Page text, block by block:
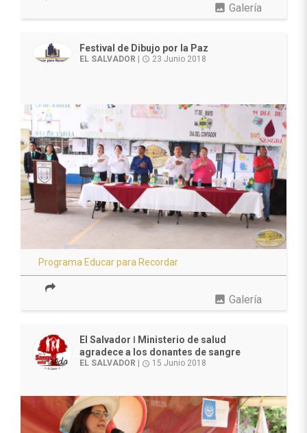
photo Galería
Festival de Dibujo por la Paz
EL SALVADOR | access_time 23 Junio 2018
Programa Educar para Recordar
photo Galería
El Salvador ǀ Ministerio de salud
agradece a los donantes de sangre
EL SALVADOR access_time 15 Junio 2018